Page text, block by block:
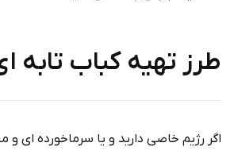
طرز تهیه کباب تابه
اگر رژیم خاصی دارید و یا سرماخورده ای